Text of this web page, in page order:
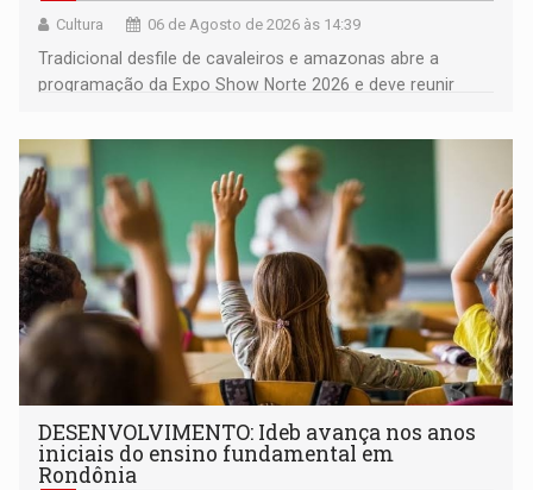
Cultura 06 de Agosto de 2026 às 14:39
Tradicional desfile de cavaleiros e amazonas abre a
programação da Expo Show Norte 2026 e deve reunir
DESENVOLVIMENTO: Ideb avança nos anos
iniciais do ensino fundamental em
Rondônia